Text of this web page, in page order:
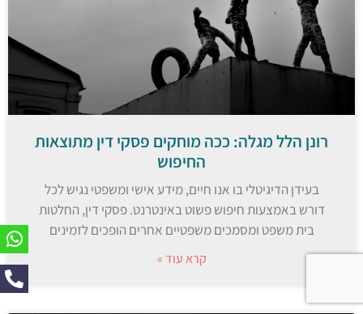
רונן הלל מגלה: ככה מוחקים פסקי דין מתוצאות
החיפוש
בעידן הדיגיטלי בו אנו חיים, מידע אישי ומשפטי נגיש לכל
דורש באמצעות חיפוש פשוט באינטרנט. פסקי דין, החלטות
בית משפט ומסמכים משפטיים אחרים הופכים לזמינים
קרא עוד »